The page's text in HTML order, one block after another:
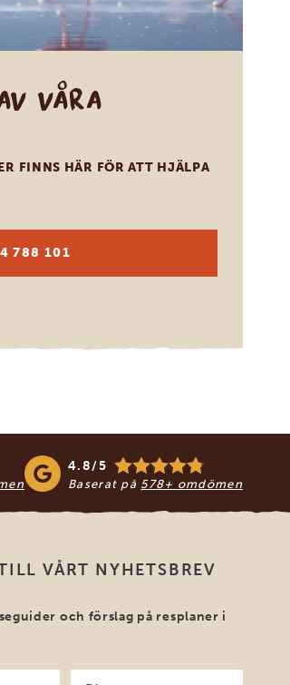
våra
FINNS HÄR FÖR ATT HJÄLPA
788 101
4.8/5
Baserat på 578+ omdömen
VÅRT NYHETSBREV
och förslag på resplaner i